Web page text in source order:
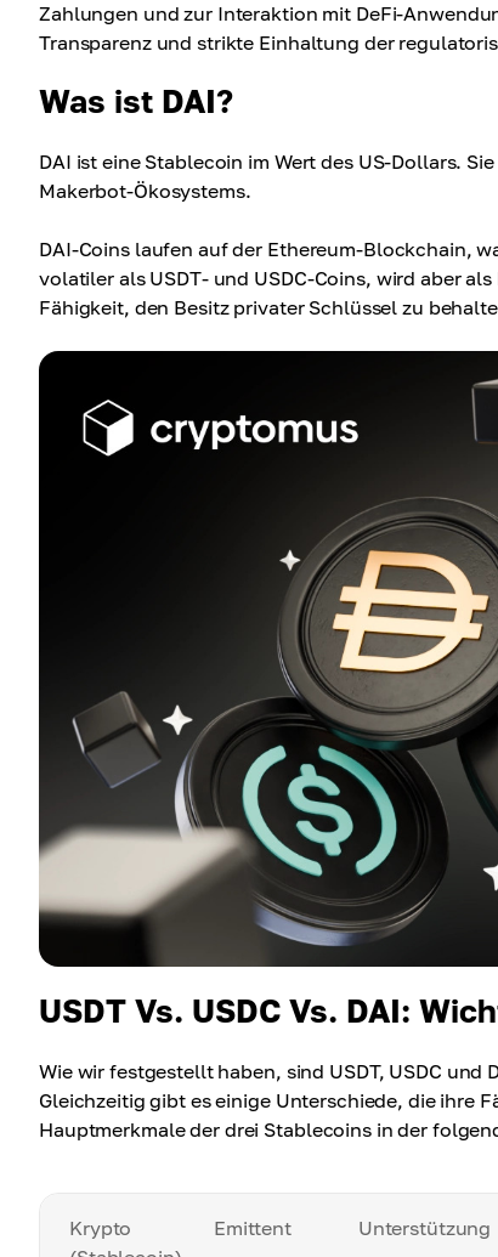
Zahlungen und zur Interaktion mit DeFi-
Transparenz und strikte Einhaltung der
Was ist DAI?
DAI ist eine Stablecoin im Wert des US-Dollars.
Makerbot-Ökosystems.
DAI-Coins laufen auf der Ethereum-Blockchain,
volatiler als USDT- und USDC-Coins, wird aber
Fähigkeit, den Besitz privater Schlüssel zu
USDT Vs. USDC Vs. DAI:
Wie wir festgestellt haben, sind USDT, USDC
Gleichzeitig gibt es einige Unterschiede, die ihre
Hauptmerkmale der drei Stablecoins in der
Krypto
Emittent Unterstützung